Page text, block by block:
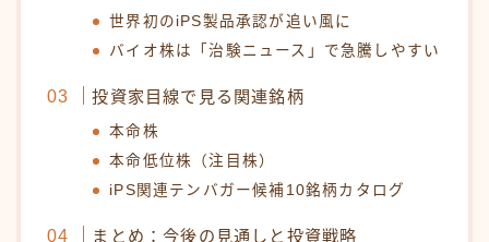
世界初のiPS製品承認が追い風に
バイオ株は「治験ニュース」で急騰しやすい
投資家目線で見る関連銘柄
本命株
本命低位株（注目株）
iPS関連テンバガー候補10銘柄カタログ
まとめ：今後の見通しと投資戦略